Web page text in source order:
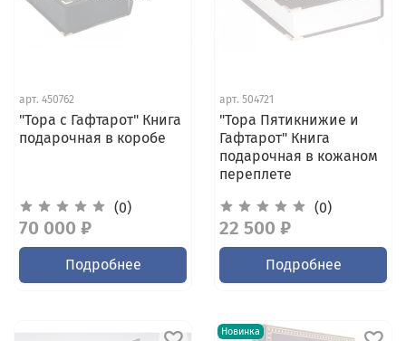
арт. 450762
"Тора с Гафтарот" Книга
подарочная в коробе
(0)
70 000 ₽
Подробнее
арт. 504721
"Тора Пятикнижие и
Гафтарот" Книга
подарочная в кожаном
переплете
(0)
22 500 ₽
Подробнее
Новинка